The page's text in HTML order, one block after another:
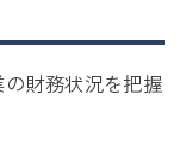
財務状況を把握